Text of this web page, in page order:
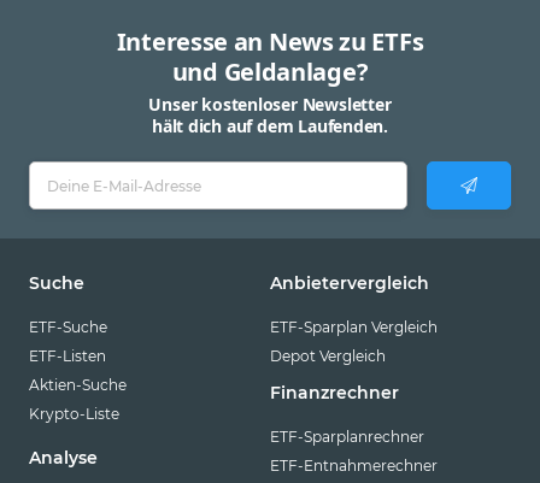
Interesse an News zu ETFs
und Geldanlage?
Unser kostenloser Newsletter
hält dich auf dem Laufenden.
Suche
ETF-Suche
ETF-Listen
Aktien-Suche
Krypto-Liste
Analyse
Anbietervergleich
ETF-Sparplan Vergleich
Depot Vergleich
Finanzrechner
ETF-Sparplanrechner
ETF-Entnahmerechner